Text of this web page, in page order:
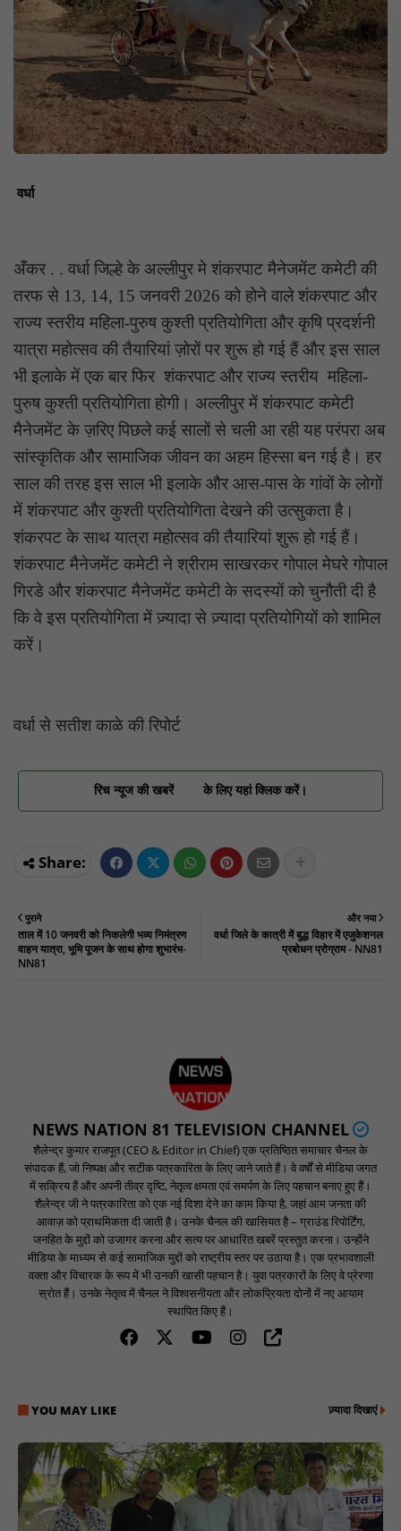
वर्धा
अँकर . . वर्धा जिल्हे के अल्लीपुर मे शंकरपाट मैनेजमेंट कमेटी की
तरफ से 13, 14, 15 जनवरी 2026 को होने वाले शंकरपाट और
राज्य स्तरीय महिला-पुरुष कुश्ती प्रतियोगिता और कृषि प्रदर्शनी
यात्रा महोत्सव की तैयारियां ज़ोरों पर शुरू हो गई हैं और इस साल
भी इलाके में एक बार फिर शंकरपाट और राज्य स्तरीय महिला-
पुरुष कुश्ती प्रतियोगिता होगी। अल्लीपुर में शंकरपाट कमेटी
मैनेजमेंट के ज़रिए पिछले कई सालों से चली आ रही यह परंपरा अब
सांस्कृतिक और सामाजिक जीवन का अहम हिस्सा बन गई है। हर
साल की तरह इस साल भी इलाके और आस-पास के गांवों के लोगों
में शंकरपाट और कुश्ती प्रतियोगिता देखने की उत्सुकता है।
शंकरपट के साथ यात्रा महोत्सव की तैयारियां शुरू हो गई हैं।
शंकरपाट मैनेजमेंट कमेटी ने श्रीराम साखरकर गोपाल मेघरे गोपाल
गिरडे और शंकरपाट मैनेजमेंट कमेटी के सदस्यों को चुनौती दी है
कि वे इस प्रतियोगिता में ज़्यादा से ज़्यादा प्रतियोगियों को शामिल
करें।
वर्धा से सतीश काळे की रिपोर्ट
रिच न्यूज की खबरें के लिए यहां क्लिक करें।
और नया
वर्धा जिले के कात्री में बुद्ध विहार में एजुकेशनल
प्रबोधन प्रोग्राम - NN81
पुराने
ताल में 10 जनवरी को निकलेगी भव्य निमंत्रण
वाहन यात्रा, भूमि पूजन के साथ होगा शुभारंभ-
NN81
NEWS NATION 81 TELEVISION CHANNEL
शैलेन्द्र कुमार राजपूत (CEO & Editor in Chief) एक प्रतिष्ठित समाचार चैनल के
संपादक हैं, जो निष्पक्ष और सटीक पत्रकारिता के लिए जाने जाते हैं। वे वर्षों से मीडिया जगत
में सक्रिय हैं और अपनी तीव्र दृष्टि, नेतृत्व क्षमता एवं समर्पण के लिए पहचान बनाए हुए हैं।
शैलेन्द्र जी ने पत्रकारिता को एक नई दिशा देने का काम किया है, जहां आम जनता की
आवाज़ को प्राथमिकता दी जाती है। उनके चैनल की खासियत है – ग्राउंड रिपोर्टिंग,
जनहित के मुद्दों को उजागर करना और सत्य पर आधारित खबरें प्रस्तुत करना। उन्होंने
मीडिया के माध्यम से कई सामाजिक मुद्दों को राष्ट्रीय स्तर पर उठाया है। एक प्रभावशाली
वक्ता और विचारक के रूप में भी उनकी खासी पहचान है। युवा पत्रकारों के लिए वे प्रेरणा
स्रोत हैं। उनके नेतृत्व में चैनल ने विश्वसनीयता और लोकप्रियता दोनों में नए आयाम
स्थापित किए हैं।
YOU MAY LIKE ज़्यादा दिखाएं